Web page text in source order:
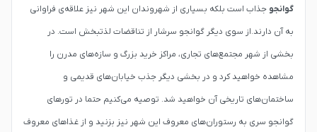
گوانجو جذاب است بلکه بسیاری از شهروندان این شهر نیز علاقه‌ی فراوانی
به آن دارند.از سوی دیگر گوانجو سرشار از تناقضات لذتبخش است. در
بخشی از شهر مجتمع‌های تجاری، مراکز خرید بزرگ و سازه‌های مدرن را
مشاهده خواهید کرد و در بخشی دیگر جذب خیابان‌های قدیمی و
ساختمان‌های تاریخی آن خواهید شد. توصیه می‌کنیم حتما در تورهای
گوانجو سری به رستوران‌های معروف این شهر نیز بزنید و از غذاهای معروف